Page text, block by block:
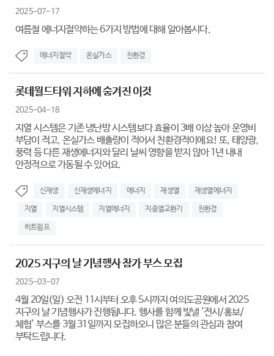
2025-07-17
여름철 에너지절약하는 6가지 방법에 대해 알아봅시다.
에너지절약 온실가스 친환경
롯데월드타워 지하에 숨겨진 이것
2025-04-18
지열 시스템은 기존 냉난방 시스템보다 효율이 3배 이상 높아 운영비
부담이 적고, 온실가스 배출량이 적어서 친환경적이에요! 또, 태양광,
풍력 등 다른 재생에너지와 달리 날씨 영향을 받지 않아 1년 내내
안정적으로 가동될 수 있어요.
신재생 신재생에너지 에너지 재생열 재생열에너지
지열 지열시스템 지열에너지 지중열교환기 친환경
히트펌프
2025 지구의 날 기념행사 참가 부스 모집
2025-03-07
4월 20일(일) 오전 11시부터 오후 5시까지 여의도공원에서 2025
지구의 날 기념행사가 진행됩니다. 행사를 함께 빛낼 '전시/홍보/
체험' 부스를 3월 31일까지 모집하오니 많은 분들의 관심과 참여
부탁드립니다.